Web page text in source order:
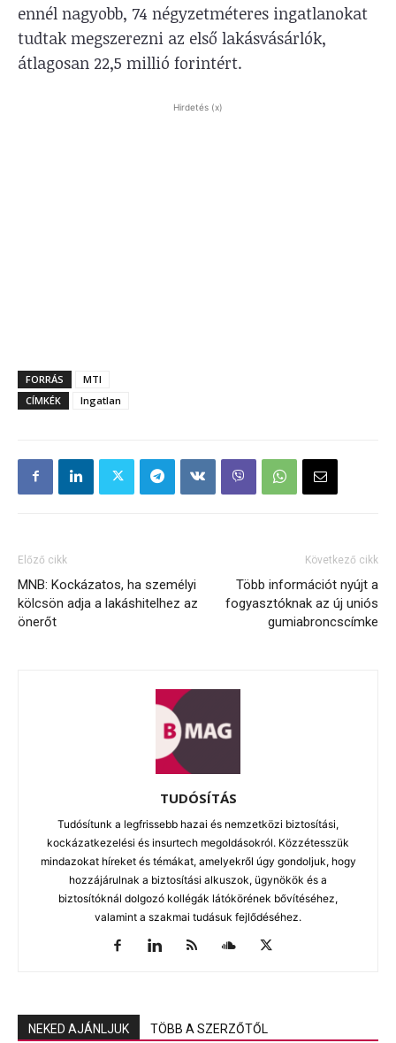
ennél nagyobb, 74 négyzetméteres ingatlanokat
tudtak megszerezni az első lakásvásárlók,
átlagosan 22,5 millió forintért.
Hirdetés (x)
FORRÁS
MTI
CÍMKÉK
Ingatlan
Előző cikk
MNB: Kockázatos, ha személyi
kölcsön adja a lakáshitelhez az
önerőt
Következő cikk
Több információt nyújt a
fogyasztóknak az új uniós
gumiabroncscímke
TUDÓSÍTÁS
Tudósítunk a legfrissebb hazai és nemzetközi biztosítási,
kockázatkezelési és insurtech megoldásokról. Közzétesszük
mindazokat híreket és témákat, amelyekről úgy gondoljuk, hogy
hozzájárulnak a biztosítási alkuszok, ügynökök és a
biztosítóknál dolgozó kollégák látókörének bővítéséhez,
valamint a szakmai tudásuk fejlődéséhez.
NEKED AJÁNLJUK TÖBB A SZERZŐTŐL